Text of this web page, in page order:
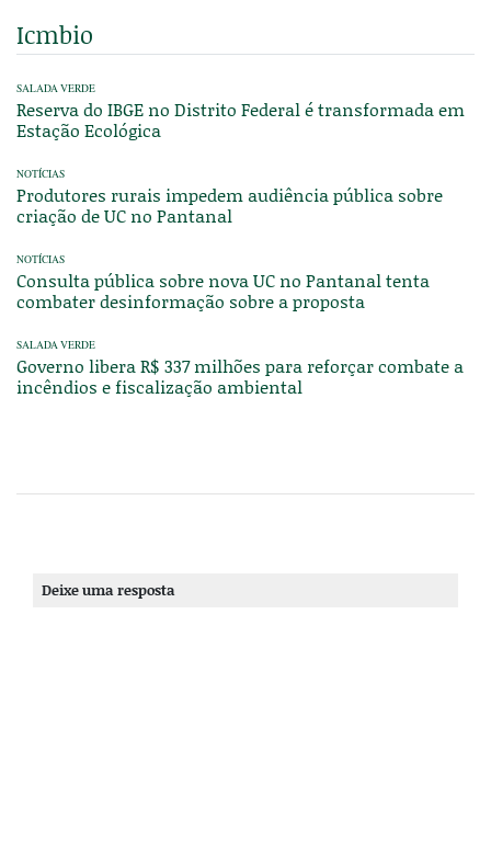
Icmbio
SALADA VERDE
Reserva do IBGE no Distrito Federal é transformada em
Estação Ecológica
NOTÍCIAS
Produtores rurais impedem audiência pública sobre
criação de UC no Pantanal
NOTÍCIAS
Consulta pública sobre nova UC no Pantanal tenta
combater desinformação sobre a proposta
SALADA VERDE
Governo libera R$ 337 milhões para reforçar combate a
incêndios e fiscalização ambiental
Deixe uma resposta